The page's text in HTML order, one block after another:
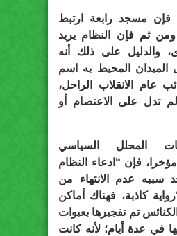
مسجد رابعة ارتبط
ومن ثم فإن النظام يريد
والدليل على ذلك أنه
الميدان المحيط به اسم
عام الانقلاب الراحل،
تدل على الاعتصام أو
المحلل السياسي
فإن “ادعاء النظام
سببه عدم الانتهاء من
كاذبة، فهناك أماكن
تم تفجيرها بعبوات
في عدة أيام؛ لأنه كانت